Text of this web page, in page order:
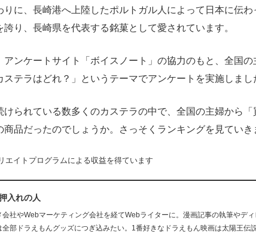
に、長崎港へ上陸したポルトガル人によって日本に伝わ
誇り、長崎県を代表する銘菓として愛されています。
ンケートサイト「ボイスノート」の協力のもと、全国の
ステラはどれ？」というテーマでアンケートを実施しまし
られている数多くのカステラの中で、全国の主婦から「
商品だったのでしょうか。さっそくランキングを見ていき
エイトプログラムによる収益を得ています
入れの人
会社やWebマーケティング会社を経てWebライターに。漫画記事の執筆やデ
全部ドラえもんグッズにつぎ込みたい。1番好きなドラえもん映画は太陽王伝説